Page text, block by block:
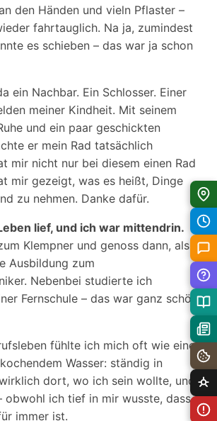
den Händen und vieln Pflaster –
fahrtauglich. Na ja, zumindest
es schieben – das war ja schon
ein Nachbar. Ein Schlosser. Einer
meiner Kindheit. Mit seinem
und ein paar geschickten
er mein Rad tatsächlich
mir nicht nur bei diesem einen Rad
mir gezeigt, was es heißt, Dinge
zu nehmen. Danke dafür.
lief, und ich war mittendrin.
Klempner und genoss dann, als
Ausbildung zum
Nebenbei studierte ich
Fernschule – das war ganz schön
fühlte ich mich oft wie eine
Wasser: ständig in
dort, wo ich sein wollte, und
obwohl ich tief in mir wusste, dass
immer ist.